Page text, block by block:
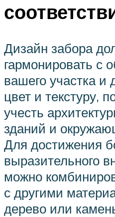
Дизайн забора
гармонировать с
вашего участка
цвет и текстуру,
учесть
зданий и
Для достижения
выразительного
можно
с другими
дерево или